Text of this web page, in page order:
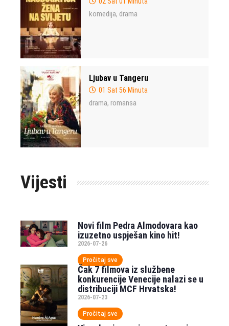
komedija, drama
Ljubav u Tangeru
01 Sat 56 Minuta
drama, romansa
Vijesti
Novi film Pedra Almodovara kao
izuzetno uspješan kino hit!
2026-07-26
Pročitaj sve
Čak 7 filmova iz službene
konkurencije Venecije nalazi se u
distribuciji MCF Hrvatska!
2026-07-23
Pročitaj sve